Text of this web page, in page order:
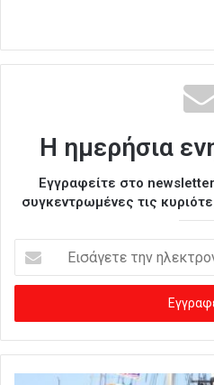
Η ημερήσια
Εγγραφείτε στο
συγκεντρωμένες τις
σ
γ
ε